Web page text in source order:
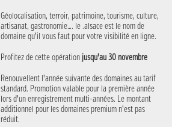
Géolocalisation, terroir, patrimoine, tourisme, culture,
artisanat, gastronomie…. le .alsace est le nom de
domaine qu’il vous faut pour votre visibilité en ligne.
Profitez de cette opérationjusqu’au 30 novembre
Renouvellent l’année suivante des domaines au tarif
standard. Promotion valable pour la première année
lors d’un enregistrement multi-années. Le montant
additionnel pour les domaines premium n’est pas
réduit.